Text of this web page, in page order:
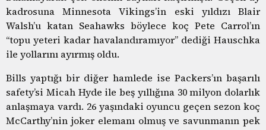
kadrosuna Minnesota Vikings’in eski yıldızı Blair
Walsh’u katan Seahawks böylece koç Pete Carrol’ın
“topu yeteri kadar havalandıramıyor” dediği Hauschka
ile yollarını ayırmış oldu.
Bills yaptığı bir diğer hamlede ise Packers’ın başarılı
safety’si Micah Hyde ile beş yıllığına 30 milyon dolarlık
anlaşmaya vardı. 26 yaşındaki oyuncu geçen sezon koç
McCarthy’nin joker elemanı olmuş ve savunmanın pek